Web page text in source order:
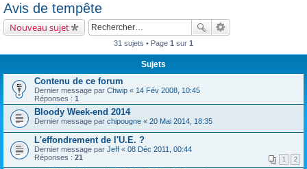
Avis de tempête
Nouveau sujet
31 sujets • Page 1 sur 1
Sujets
Contenu de ce forum
Dernier message par Chwip « 14 Fév 2008, 10:45
Réponses : 1
Bloody Week-end 2014
Dernier message par chipougne « 20 Mai 2014, 18:35
L'effondrement de l'U.E. ?
Dernier message par Jeff « 08 Déc 2011, 00:44
Réponses : 21 1 2